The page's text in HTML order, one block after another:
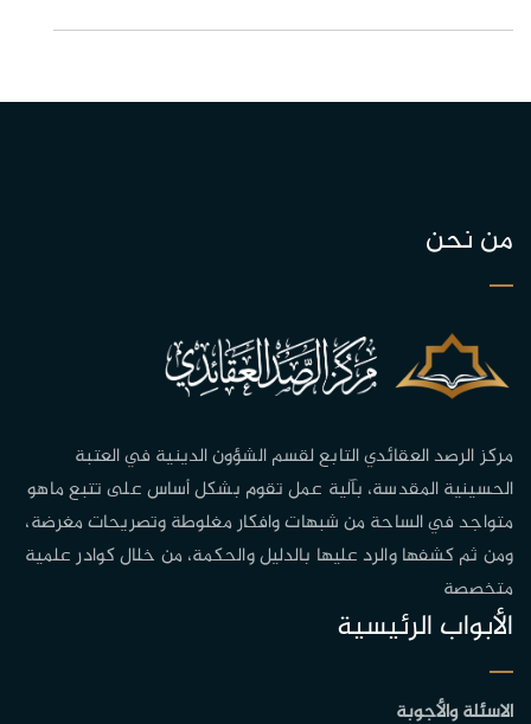
من نحن
مركز الرصد العقائدي التابع لقسم الشؤون الدينية في العتبة
الحسينية المقدسة، بآلية عمل تقوم بشكل أساس على تتبع ماهو
متواجد في الساحة من شبهات وافكار مغلوطة وتصريحات مغرضة،
ومن ثم كشفها والرد عليها بالدليل والحكمة، من خلال كوادر علمية
متخصصة
الأبواب الرئيسية
الاسئلة والأجوبة